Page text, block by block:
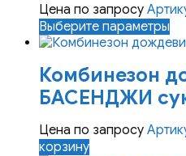
Цена по запросу
Выберите параметры
Комбинезон
БАСЕНДЖИ
Цена по запросу
корзину